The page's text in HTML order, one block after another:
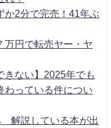
か2分で完売！41年ぶ
万円で転売ヤー・ヤ
きない】2025年でも
わっている件につい
解説している本が出